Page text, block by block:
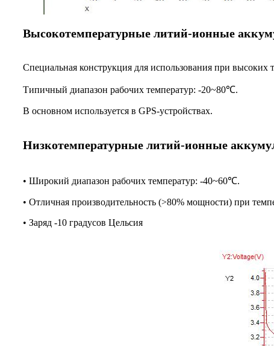
Высокотемпературные литий-ионные
Специальная конструкция для использования при высоких
Типичный диапазон рабочих температур: -20~80℃.
В основном используется в GPS-устройствах.
Низкотемпературные литий-ионные
• Широкий диапазон рабочих температур: -40~60℃.
• Отличная производительность (>80% мощности) при
• Заряд -10 градусов Цельсия